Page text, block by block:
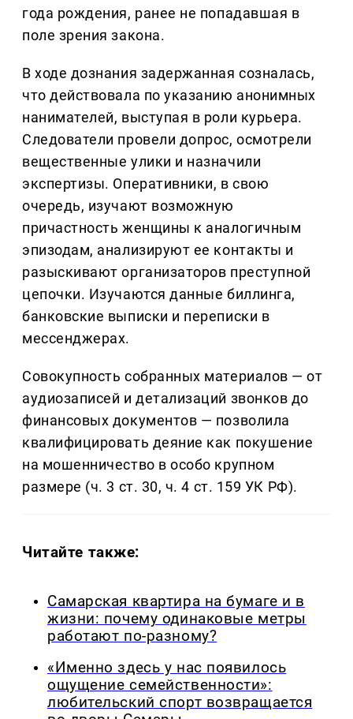
года рождения, ранее не попадавшая в
поле зрения закона.
В ходе дознания задержанная созналась,
что действовала по указанию анонимных
нанимателей, выступая в роли курьера.
Следователи провели допрос, осмотрели
вещественные улики и назначили
экспертизы. Оперативники, в свою
очередь, изучают возможную
причастность женщины к аналогичным
эпизодам, анализируют ее контакты и
разыскивают организаторов преступной
цепочки. Изучаются данные биллинга,
банковские выписки и переписки в
мессенджерах.
Совокупность собранных материалов — от
аудиозаписей и детализаций звонков до
финансовых документов — позволила
квалифицировать деяние как покушение
на мошенничество в особо крупном
размере (ч. 3 ст. 30, ч. 4 ст. 159 УК РФ).
Читайте также:
Самарская квартира на бумаге и в
жизни: почему одинаковые метры
работают по-разному?
«Именно здесь у нас появилось
ощущение семейственности»:
любительский спорт возвращается